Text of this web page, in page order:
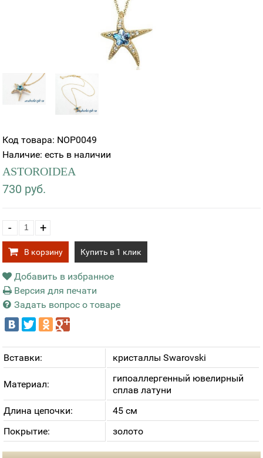
Код товара: NOP0049
Наличие: есть в наличии
ASTOROIDEA
730 руб.
- +
В корзину Купить в 1 клик
Добавить в избранное
Версия для печати
Задать вопрос о товаре
Вставки: кристаллы Swarovski
Материал:
гипоаллергенный ювелирный
сплав латуни
Длина цепочки:
45 см
Покрытие:
золото